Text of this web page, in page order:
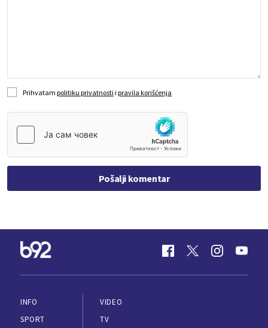
Prihvatam politiku privatnosti i pravila korišćenja
Pošalji komentar
INFO
SPORT
VIDEO
TV